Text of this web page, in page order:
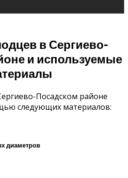
в Сергиево-
и используемые
Посадском районе
следующих материалов:
диаметров